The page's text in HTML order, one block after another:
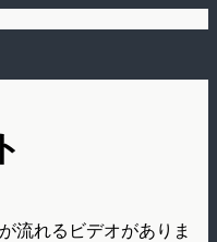
流れるビデオがありま